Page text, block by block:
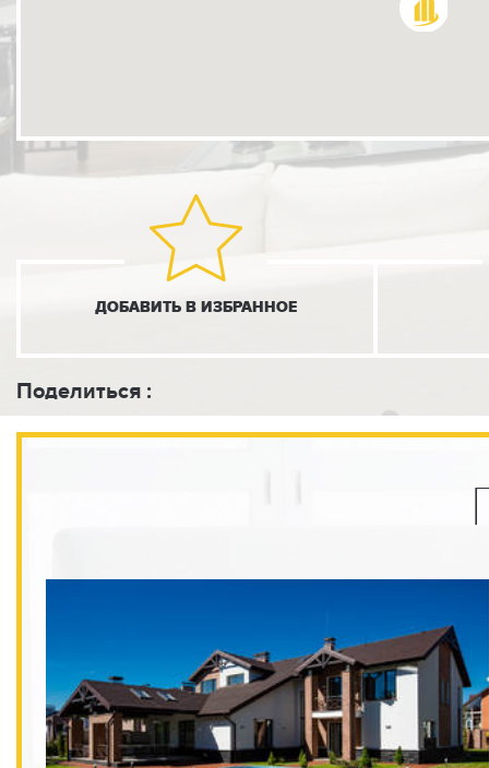
Проект «Дом Счастья» - совершенство во всем. Характерной
симметрия в экстерьере и интерьере дома.
Дом счастья - это красивое, элегантное и роскошное
резиденции, которое станет комфортным и уютным местом
Ландшафт участка спроектирован во французском стиле.
классическую сдержанность, являясь продолжением общей
Сад с платанами, липами, пирамидальными грабами,
• Дом спроектирован по принципу максимальной
• Мастер-спальня, с индивидуальной террасой.
• Хозяйственным блок, который находится на втором этаже,
вмещающем в себя 2 комнаты для персонала.
• Постирочная и гладильная
• Дом у бассейна.
ДОБАВИТЬ В ИЗБРАННОЕ
Поделиться :